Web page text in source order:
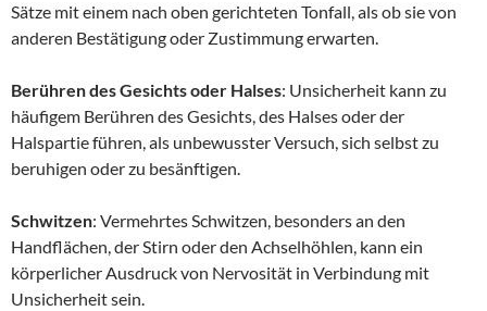
Sätze mit einem nach oben gerichteten Tonfall, als ob sie von
anderen Bestätigung oder Zustimmung erwarten.
Berühren des Gesichts oder Halses: Unsicherheit kann zu
häufigem Berühren des Gesichts, des Halses oder der
Halspartie führen, als unbewusster Versuch, sich selbst zu
beruhigen oder zu besänftigen.
Schwitzen: Vermehrtes Schwitzen, besonders an den
Handflächen, der Stirn oder den Achselhöhlen, kann ein
körperlicher Ausdruck von Nervosität in Verbindung mit
Unsicherheit sein.